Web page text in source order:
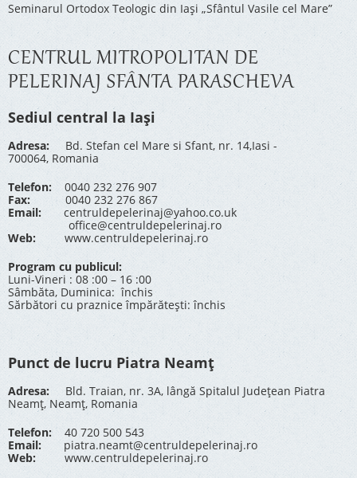
Seminarul Ortodox Teologic din Iași „Sfântul Vasile cel Mare”
CENTRUL MITROPOLITAN DE
PELERINAJ SFÂNTA PARASCHEVA
Sediul central la Iași
Adresa: Bd. Stefan cel Mare si Sfant, nr. 14,Iasi -
700064, Romania
Telefon: 0040 232 276 907
Fax: 0040 232 276 867
Email:
centruldepelerinaj@yahoo.co.uk
office@centruldepelerinaj.ro
Web:
www.centruldepelerinaj.ro
Program cu publicul:
Luni-Vineri : 08 :00 – 16 :00
Sâmbăta, Duminica: închis
Sărbători cu praznice împărătești: închis
Punct de lucru Piatra Neamț
Adresa: Bld. Traian, nr. 3A, lângă Spitalul Județean Piatra
Neamț, Neamț, Romania
Telefon:40 720 500 543
Email:
piatra.neamt@centruldepelerinaj.ro
Web:
www.centruldepelerinaj.ro